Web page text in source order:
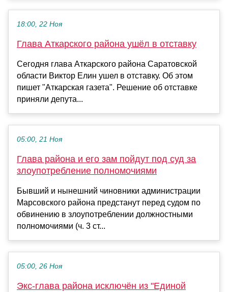
18:00, 22 Ноя
Глава Аткарского района ушёл в отставку
Сегодня глава Аткарского района Саратовской
области Виктор Елин ушел в отставку. Об этом
пишет "Аткарская газета". Решение об отставке
приняли депута...
05:00, 21 Ноя
Глава района и его зам пойдут под суд за
злоупотребление полномочиями
Бывший и нынешний чиновники администрации
Марсовского района предстанут перед судом по
обвинению в злоупотреблении должностными
полномочиями (ч. 3 ст...
05:00, 26 Ноя
Экс-глава района исключён из "Единой